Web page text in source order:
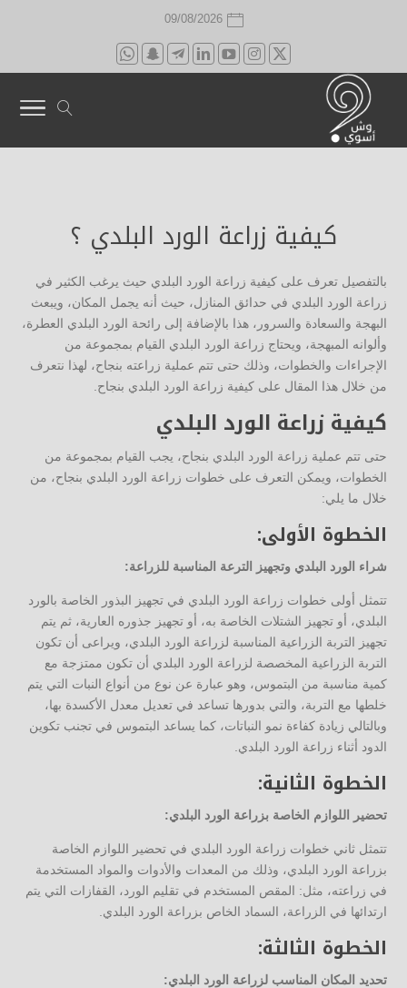
09/08/2026
كيفية زراعة الورد البلدي ؟
بالتفصيل تعرف على كيفية زراعة الورد البلدي حيث يرغب الكثير في
زراعة الورد البلدي في حدائق المنازل، حيث أنه يجمل المكان، ويبعث
البهجة والسعادة والسرور، هذا بالإضافة إلى رائحة الورد البلدي العطرة،
وألوانه المبهجة، ويحتاج زراعة الورد البلدي القيام بمجموعة من
الإجراءات والخطوات، وذلك حتى تتم عملية زراعته بنجاح، لهذا نتعرف
من خلال هذا المقال على كيفية زراعة الورد البلدي بنجاح.
كيفية زراعة الورد البلدي
حتى تتم عملية زراعة الورد البلدي بنجاح، يجب القيام بمجموعة من
الخطوات، ويمكن التعرف على خطوات زراعة الورد البلدي بنجاح، من
خلال ما يلي:
الخطوة الأولى:
شراء الورد البلدي وتجهيز الترعة المناسبة للزراعة:
تتمثل أولى خطوات زراعة الورد البلدي في تجهيز البذور الخاصة بالورد
البلدي، أو تجهيز الشتلات الخاصة به، أو تجهيز جذوره العارية، ثم يتم
تجهيز التربة الزراعية المناسبة لزراعة الورد البلدي، ويراعى أن تكون
التربة الزراعية المخصصة لزراعة الورد البلدي أن تكون ممتزجة مع
كمية مناسبة من البتموس، وهو عبارة عن نوع من أنواع النبات التي يتم
خلطها مع التربة، والتي بدورها تساعد في تعديل معدل الأكسدة بها،
وبالتالي زيادة كفاءة نمو النباتات، كما يساعد البتموس في تجنب تكوين
الدود أثناء زراعة الورد البلدي.
الخطوة الثانية:
تحضير اللوازم الخاصة بزراعة الورد البلدي:
تتمثل ثاني خطوات زراعة الورد البلدي في تحضير اللوازم الخاصة
بزراعة الورد البلدي، وذلك من المعدات والأدوات والمواد المستخدمة
في زراعته، مثل: المقص المستخدم في تقليم الورد، القفازات التي يتم
ارتدائها في الزراعة، السماد الخاص بزراعة الورد البلدي.
الخطوة الثالثة:
تحديد المكان المناسب لزراعة الورد البلدي: